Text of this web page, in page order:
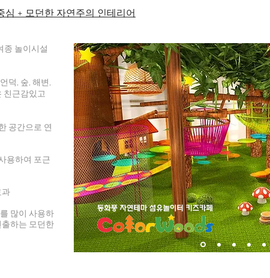
심 +모던한 자연주의 인테리어
종 놀이시설
덕, 숲, 해변,
친근감있고
공간으로 연
용하여 포근
과
많이 사용하
하는 모던한